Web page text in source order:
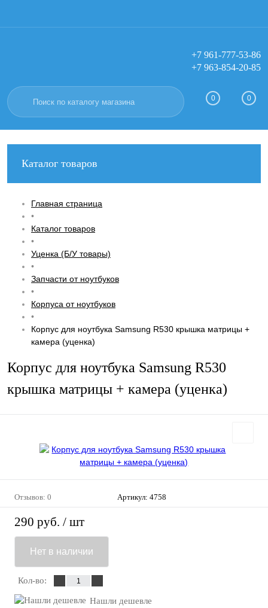
Вход Регистрация
+7 961-777-53-86
+7 963-854-20-85
0 0
Каталог товаров
Главная страница
•
Каталог товаров
•
Уценка (Б/У товары)
•
Запчасти от ноутбуков
•
Корпуса от ноутбуков
•
Корпус для ноутбука Samsung R530 крышка матрицы +
камера (уценка)
Корпус для ноутбука Samsung R530
крышка матрицы + камера (уценка)
Отзывов: 0 Артикул: 4758
290 руб. / шт
Нет в наличии
Кол-во:
Нашли дешевле